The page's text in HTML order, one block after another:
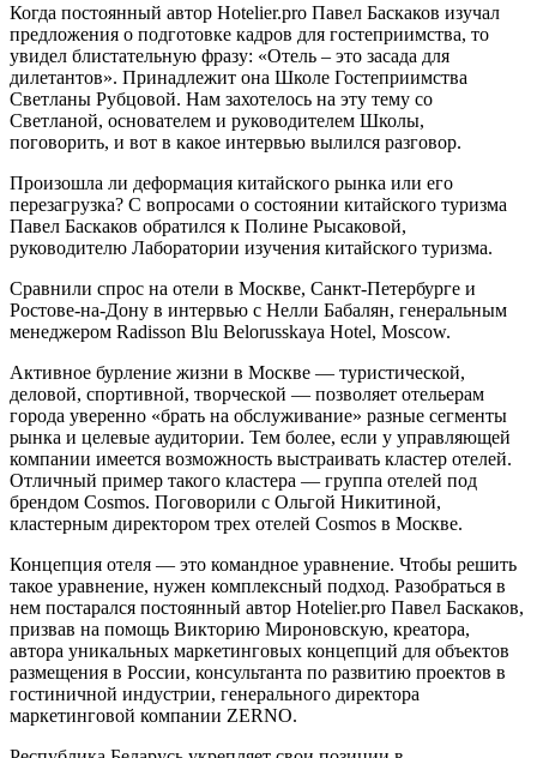
Когда постоянный автор Hotelier.pro Павел Баскаков изучал
предложения о подготовке кадров для гостеприимства, то
увидел блистательную фразу: «Отель – это засада для
дилетантов». Принадлежит она Школе Гостеприимства
Светланы Рубцовой. Нам захотелось на эту тему со
Светланой, основателем и руководителем Школы,
поговорить, и вот в какое интервью вылился разговор.
Произошла ли деформация китайского рынка или его
перезагрузка? С вопросами о состоянии китайского туризма
Павел Баскаков обратился к Полине Рысаковой,
руководителю Лаборатории изучения китайского туризма.
Сравнили спрос на отели в Москве, Санкт-Петербурге и
Ростове-на-Дону в интервью с Нелли Бабалян, генеральным
менеджером Radisson Blu Belorusskaya Hotel, Moscow.
Активное бурление жизни в Москве — туристической,
деловой, спортивной, творческой — позволяет отельерам
города уверенно «брать на обслуживание» разные сегменты
рынка и целевые аудитории. Тем более, если у управляющей
компании имеется возможность выстраивать кластер отелей.
Отличный пример такого кластера — группа отелей под
брендом Cosmos. Поговорили с Ольгой Никитиной,
кластерным директором трех отелей Cosmos в Москве.
Концепция отеля — это командное уравнение. Чтобы решить
такое уравнение, нужен комплексный подход. Разобраться в
нем постарался постоянный автор Hotelier.pro Павел Баскаков,
призвав на помощь Викторию Мироновскую, креатора,
автора уникальных маркетинговых концепций для объектов
размещения в России, консультанта по развитию проектов в
гостиничной индустрии, генерального директора
маркетинговой компании ZERNO.